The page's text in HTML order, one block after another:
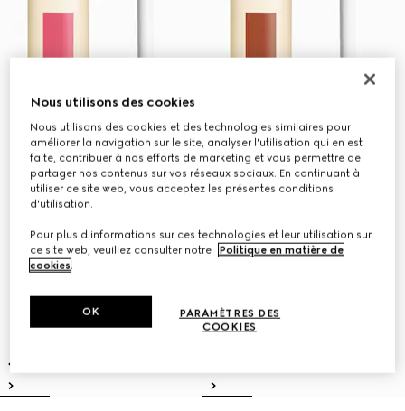
Nous utilisons des cookies
Nous utilisons des cookies et des technologies similaires pour
améliorer la navigation sur le site, analyser l'utilisation qui en est
faite, contribuer à nos efforts de marketing et vous permettre de
partager nos contenus sur vos réseaux sociaux. En continuant à
utiliser ce site web, vous acceptez les présentes conditions
d'utilisation.
Pour plus d'informations sur ces technologies et leur utilisation sur
ce site web, veuillez consulter notre
Politique en matière de
cookies.
PARAMÈTRES DES
COOKIES
OK